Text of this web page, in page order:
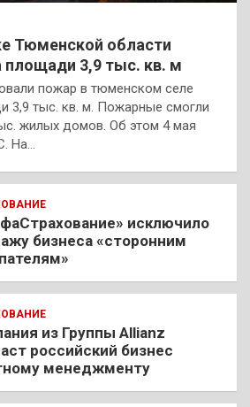
Тюменской области
площади 3,9 тыс. кв. м
пожар в тюменском селе
3,9 тыс. кв. м. Пожарные смогли
жилых домов. Об этом 4 мая
На…
исключило
бизнеса «сторонним
из Группы Allianz
российский бизнес
менеджменту